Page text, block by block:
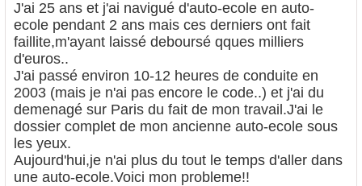
J'ai 25 ans et j'ai navigué d'auto-ecole en auto-
ecole pendant 2 ans mais ces derniers ont fait
faillite,m'ayant laissé deboursé qques milliers
d'euros..
J'ai passé environ 10-12 heures de conduite en
2003 (mais je n'ai pas encore le code..) et j'ai du
demenagé sur Paris du fait de mon travail.J'ai le
dossier complet de mon ancienne auto-ecole sous
les yeux.
Aujourd'hui,je n'ai plus du tout le temps d'aller dans
une auto-ecole.Voici mon probleme!!